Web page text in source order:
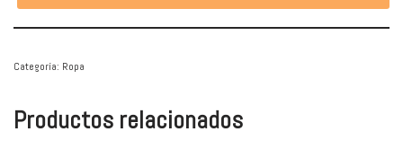
Categoría: Ropa
Productos relacionados